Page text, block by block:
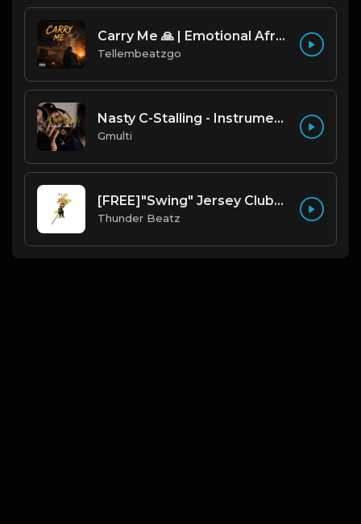
Carry Me 🙏 | Emotional Afrobeat | Produced by Tellembeatzgo
Tellembeatzgo
Nasty C-Stalling - Instrumental (Prod by Gmulti).mp3
Gmulti
[FREE]"Swing" Jersey Club/Drill Type Beat prod. thunder beatz
Thunder Beatz